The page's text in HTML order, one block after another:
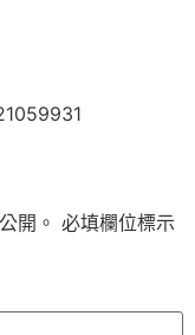
開。 必填欄位標示